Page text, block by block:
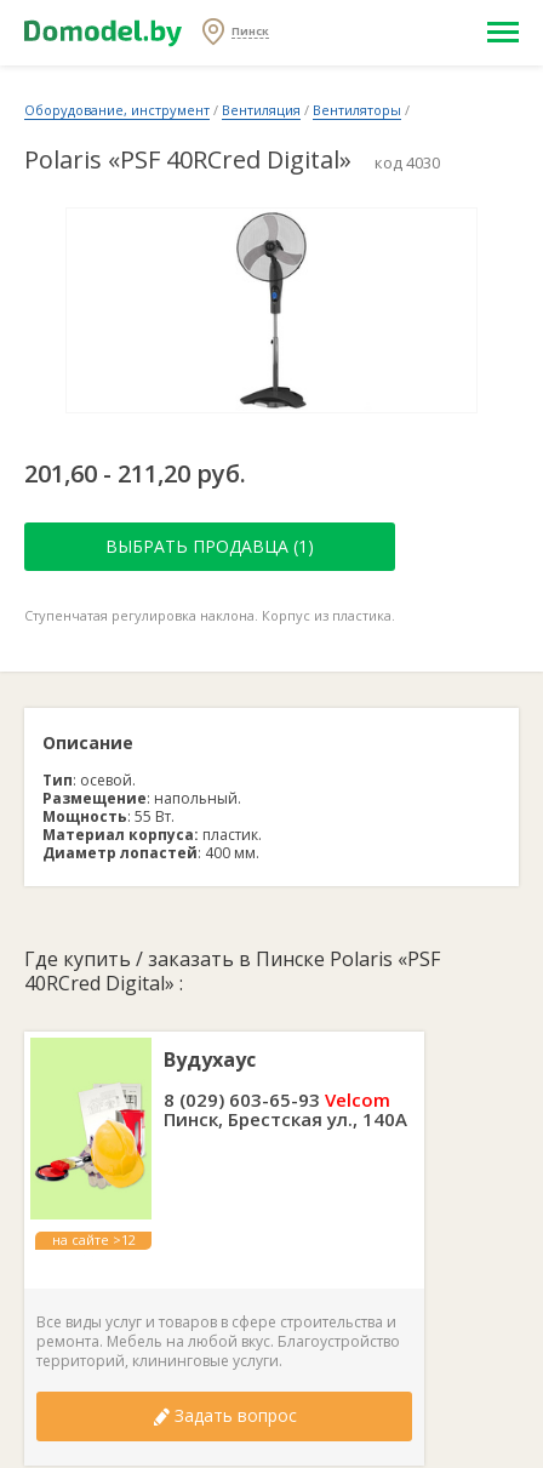
Пинск
Оборудование, инструмент / Вентиляция / Вентиляторы /
Polaris «PSF 40RCred Digital» код 4030
201,60 - 211,20 руб.
ВЫБРАТЬ ПРОДАВЦА (1)
Ступенчатая регулировка наклона. Корпус из пластика.
Описание
Тип: осевой.
Размещение: напольный.
Мощность: 55 Вт.
Материал корпуса: пластик.
Диаметр лопастей: 400 мм.
Где купить / заказать в Пинске Polaris «PSF
40RCred Digital» :
на сайте >12
Вудухаус
8 (029) 603-65-93 Velcom
Пинск, Брестская ул., 140А
Все виды услуг и товаров в сфере строительства и
ремонта. Мебель на любой вкус. Благоустройство
территорий, клининговые услуги.
Задать вопрос